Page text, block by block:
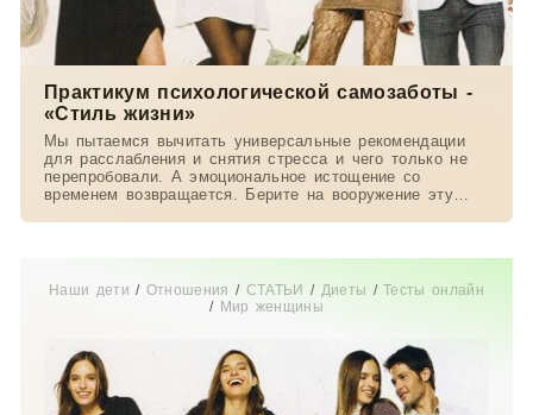
Практикум психологической самозаботы -
«Стиль жизни»
Мы пытаемся вычитать универсальные рекомендации
для расслабления и снятия стресса и чего только не
перепробовали. А эмоциональное истощение со
временем возвращается. Берите на вооружение эту
Наши дети / Отношения / СТАТЬИ / Диеты /Тесты онлайн
/ Мир женщины